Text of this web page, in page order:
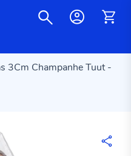
3Cm Champanhe Tuut -